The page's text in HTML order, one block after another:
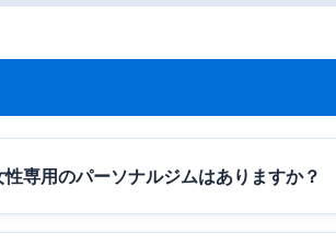
専用のパーソナルジムはありますか？